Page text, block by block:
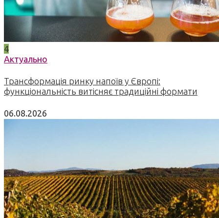
4
Актуально
Трансформація ринку напоїв у Європі:
функціональність витісняє традиційні формати
06.08.2026